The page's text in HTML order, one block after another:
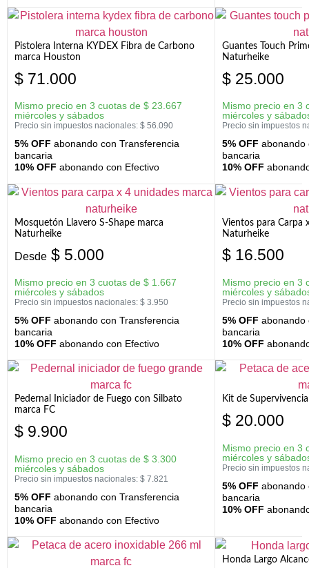
Pistolera Interna KYDEX Fibra de Carbono
marca Houston
$ 71.000
Mismo precio en 3 cuotas de $ 23.667
miércoles y sábados
Precio sin impuestos nacionales: $ 56.090
5% OFF abonando con Transferencia
bancaria
10% OFF abonando con Efectivo
Guantes Touch
Naturheike
$ 25.000
Mismo precio en 3
miércoles y
Precio sin impuestos
5% OFF abonando
bancaria
10% OFF
Mosquetón Llavero S-Shape marca
Naturheike
Desde $ 5.000
Mismo precio en 3 cuotas de $ 1.667
miércoles y sábados
Precio sin impuestos nacionales: $ 3.950
5% OFF abonando con Transferencia
bancaria
10% OFF abonando con Efectivo
Vientos para Carpa
Naturheike
$ 16.500
Mismo precio en 3
miércoles y
Precio sin impuestos
5% OFF abonando
bancaria
10% OFF
Pedernal Iniciador de Fuego con Silbato
marca FC
$ 9.900
Mismo precio en 3 cuotas de $ 3.300
miércoles y sábados
Precio sin impuestos nacionales: $ 7.821
5% OFF abonando con Transferencia
bancaria
10% OFF abonando con Efectivo
Kit de
$ 20.000
Mismo precio en 3
miércoles y
Precio sin impuestos
5% OFF abonando
bancaria
10% OFF
Honda Largo